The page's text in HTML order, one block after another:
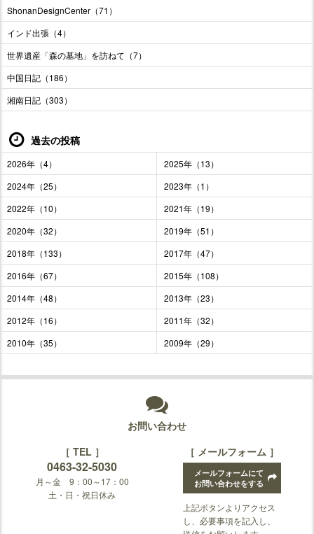
ShonanDesignCenter（71）
インド出張（4）
世界遺産「森の墓地」を訪ねて（7）
中国日記（186）
湘南日記（303）
過去の投稿
2026年（4）
2025年（13）
2024年（25）
2023年（1）
2022年（10）
2021年（19）
2020年（32）
2019年（51）
2018年（133）
2017年（47）
2016年（67）
2015年（108）
2014年（48）
2013年（23）
2012年（16）
2011年（32）
2010年（35）
2009年（29）
お問い合わせ
［ TEL ］
0463-32-5030
月～金 9：00～17：00
土・日・祝日休み
［ メールフォーム ］
メールフォームにて
お問い合わせをする
上記ボタンよりアクセス
し、必要事項を記入し、